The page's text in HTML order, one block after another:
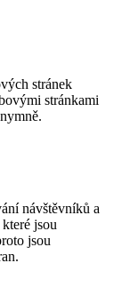
stránek
stránkami
návštěvníků a
jsou
jsou